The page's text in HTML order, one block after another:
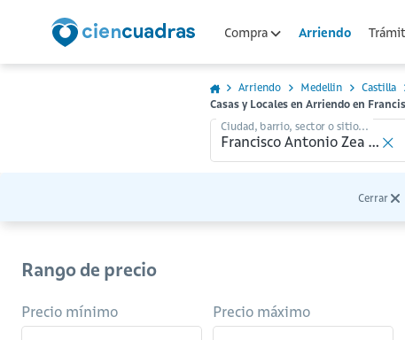
Compra Arriendo
Arriendo Medellin Castilla
Casas y Locales en Arriendo en
Ciudad, barrio, sector o sitio...
Cerrar
Rango de precio
Precio mínimo Precio máximo